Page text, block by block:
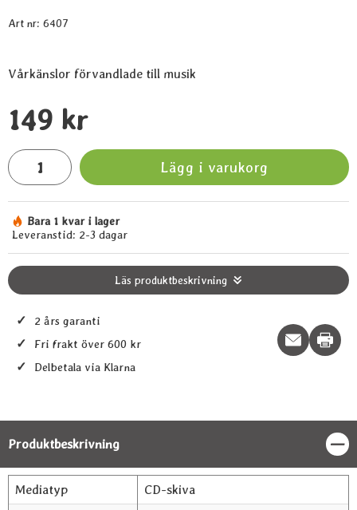
Art nr: 6407
Vårkänslor förvandlade till musik
pris
149 kr
antal
Lägg i varukorg
Tillgänglighet:
Bara 1 kvar i lager
Leveranstid: 2-3 dagar
Läs produktbeskrivning
✓ 2 års garanti
✓ Fri frakt över 600 kr
✓ Delbetala via Klarna
Print
Produktbeskrivning
Produktbeskrivning
Mediatyp
CD-skiva